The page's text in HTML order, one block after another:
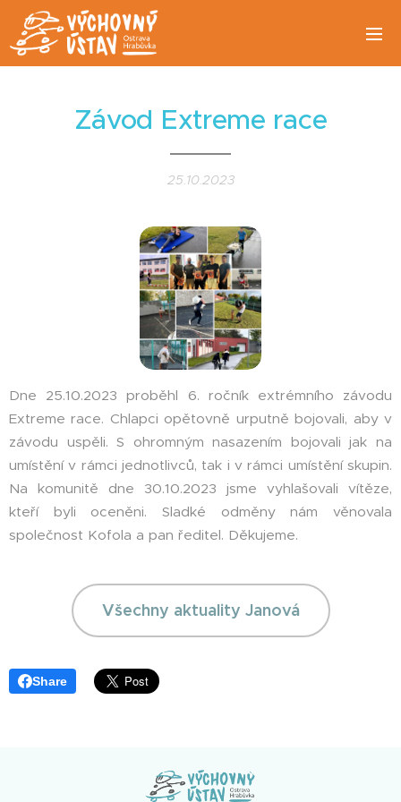
Závod Extreme race
25.10.2023
Dne 25.10.2023 proběhl 6. ročník extrémního závodu
Extreme race. Chlapci opětovně urputně bojovali, aby v
závodu uspěli. S ohromným nasazením bojovali jak na
umístění v rámci jednotlivců, tak i v rámci umístění skupin.
Na komunitě dne 30.10.2023 jsme vyhlašovali vítěze,
kteří byli oceněni. Sladké odměny nám věnovala
společnost Kofola a pan ředitel. Děkujeme.
Všechny aktuality Janová
Share